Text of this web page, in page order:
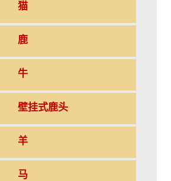
猫
鹿
牛
壁挂式鹿头
羊
马